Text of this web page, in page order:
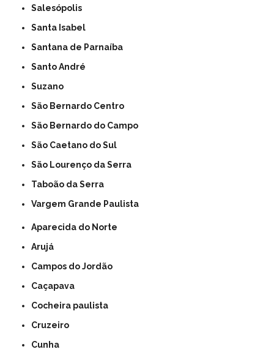
Salesópolis
Santa Isabel
Santana de Parnaíba
Santo André
Suzano
São Bernardo Centro
São Bernardo do Campo
São Caetano do Sul
São Lourenço da Serra
Taboão da Serra
Vargem Grande Paulista
Aparecida do Norte
Arujá
Campos do Jordão
Caçapava
Cocheira paulista
Cruzeiro
Cunha